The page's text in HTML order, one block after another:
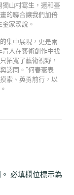
獨山村寫生，還和臺
的聯合讓我們加倍
家湙說。
集中展現，更是兩
青人在藝術創作中找
拓寬了藝術視野，
認同。”何春寰表
索、英勇前行，以
必填欄位標示為